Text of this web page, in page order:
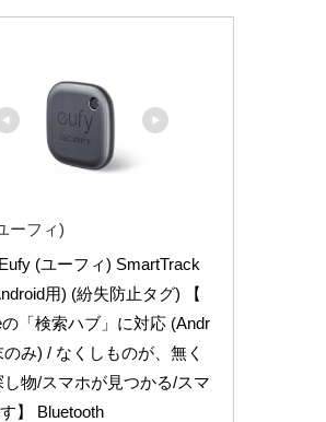
ーフィ)
(ユーフィ) SmartTrack
用) (紛失防止タグ) 【
「検索ハブ」に対応 (Andr
み) / なくしものが、無く
し物/スマホが見つかる/スマ
】 Bluetooth